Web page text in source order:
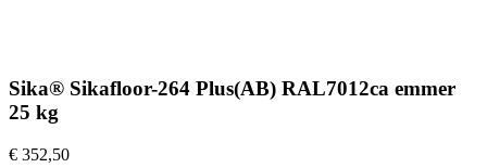
Sika® Sikafloor-264 Plus(AB) RAL7012ca emmer
25 kg
€ 352,50